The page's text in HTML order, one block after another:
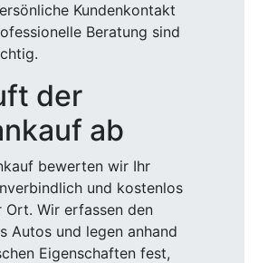
Kundenkontakt
Beratung sind
der
ab
bewerten wir Ihr
und kostenlos
Wir erfassen den
Autos und legen anhand
Eigenschaften fest,